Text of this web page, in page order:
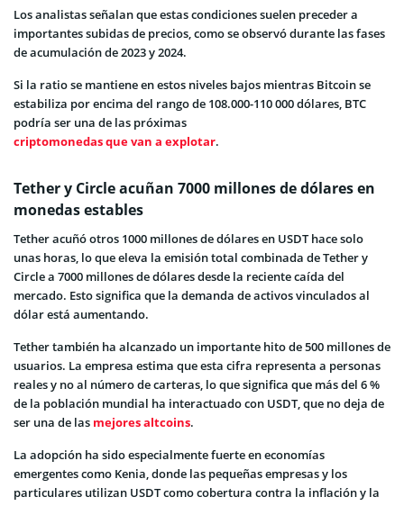
Los analistas señalan que estas condiciones suelen preceder a
importantes subidas de precios, como se observó durante las fases
de acumulación de 2023 y 2024.
Si la ratio se mantiene en estos niveles bajos mientras Bitcoin se
estabiliza por encima del rango de 108.000-110 000 dólares, BTC
podría ser una de las próximas
criptomonedas que van a explotar.
Tether y Circle acuñan 7000 millones de dólares en
monedas estables
Tether acuñó otros 1000 millones de dólares en USDT hace solo
unas horas, lo que eleva la emisión total combinada de Tether y
Circle a 7000 millones de dólares desde la reciente caída del
mercado. Esto significa que la demanda de activos vinculados al
dólar está aumentando.
Tether también ha alcanzado un importante hito de 500 millones de
usuarios. La empresa estima que esta cifra representa a personas
reales y no al número de carteras, lo que significa que más del 6 %
de la población mundial ha interactuado con USDT, que no deja de
ser una de las mejores altcoins.
La adopción ha sido especialmente fuerte en economías
emergentes como Kenia, donde las pequeñas empresas y los
particulares utilizan USDT como cobertura contra la inflación y la